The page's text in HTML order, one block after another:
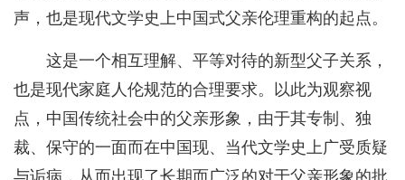
声，也是现代文学史上中国式父亲伦理重构的起点。
这是一个相互理解、平等对待的新型父子关系，
也是现代家庭人伦规范的合理要求。以此为观察视
点，中国传统社会中的父亲形象，由于其专制、独
裁、保守的一面而在中国现、当代文学史上广受质疑